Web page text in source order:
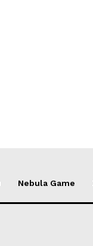
Nebula Game